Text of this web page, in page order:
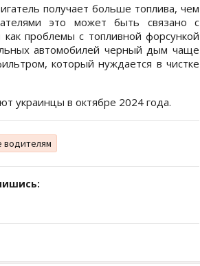
получает больше топлива, чем
это может быть связано с
проблемы с топливной форсункой
автомобилей черный дым чаще
который нуждается в чистке
украинцы в октябре 2024 года.